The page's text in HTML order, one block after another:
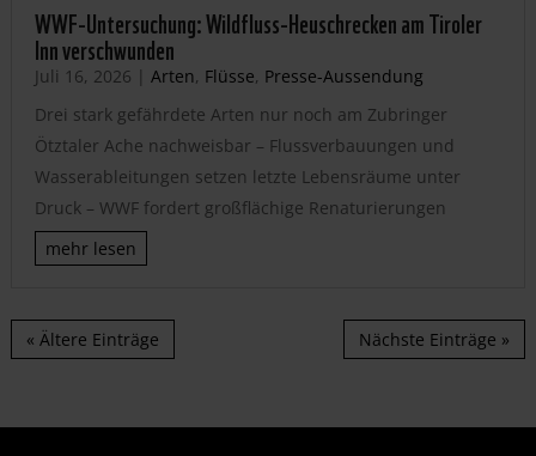
WWF-Untersuchung: Wildfluss-Heuschrecken am Tiroler
Inn verschwunden
Juli 16, 2026 | Arten, Flüsse, Presse-Aussendung
Drei stark gefährdete Arten nur noch am Zubringer
Ötztaler Ache nachweisbar – Flussverbauungen und
Wasserableitungen setzen letzte Lebensräume unter
Druck – WWF fordert großflächige Renaturierungen
mehr lesen
« Ältere Einträge Nächste Einträge »